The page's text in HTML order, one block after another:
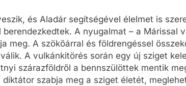
és Aladár segítségével élelmet is
A nyugalmat – a Márissal
meg. A szökőárral és földrengéssel
A vulkánkitörés során egy új sziget
szárazföldről a bennszülöttek mentik
szabja meg a sziget életét,